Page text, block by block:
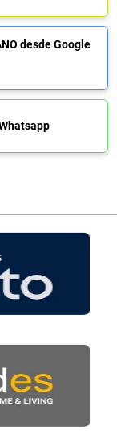
desde Google